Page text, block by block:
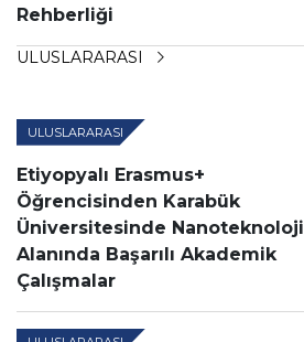
Rehberliği
ULUSLARARASI
ULUSLARARASI
Etiyopyalı Erasmus+
Öğrencisinden Karabük
Üniversitesinde Nanoteknoloji
Alanında Başarılı Akademik
Çalışmalar